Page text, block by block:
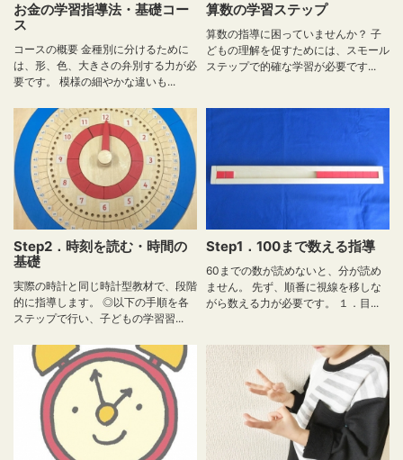
お金の学習指導法・基礎コー
ス
コースの概要 金種別に分けるために
は、形、色、大きさの弁別する力が必
要です。 模様の細やかな違いも...
算数の学習ステップ
算数の指導に困っていませんか？ 子
どもの理解を促すためには、スモール
ステップで的確な学習が必要です...
Step2．時刻を読む・時間の
基礎
実際の時計と同じ時計型教材で、段階
的に指導します。 ◎以下の手順を各
ステップで行い、子どもの学習習...
Step1．100まで数える指導
60までの数が読めないと、分が読め
ません。 先ず、順番に視線を移しな
がら数える力が必要です。 １．目...